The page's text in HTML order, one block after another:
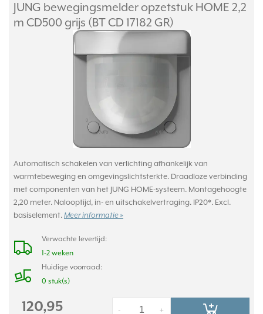
JUNG bewegingsmelder opzetstuk HOME 2,2
m CD500 grijs (BT CD 17182 GR)
Automatisch schakelen van verlichting afhankelijk van
warmtebeweging en omgevingslichtsterkte. Draadloze verbinding
met componenten van het JUNG HOME-systeem. Montagehoogte
2,20 meter. Nalooptijd, in- en uitschakelvertraging. IP20*. Excl.
basiselement. Meer informatie »
Verwachte levertijd:
1-2 weken
Huidige voorraad:
0 stuk(s)
120,95 +
-